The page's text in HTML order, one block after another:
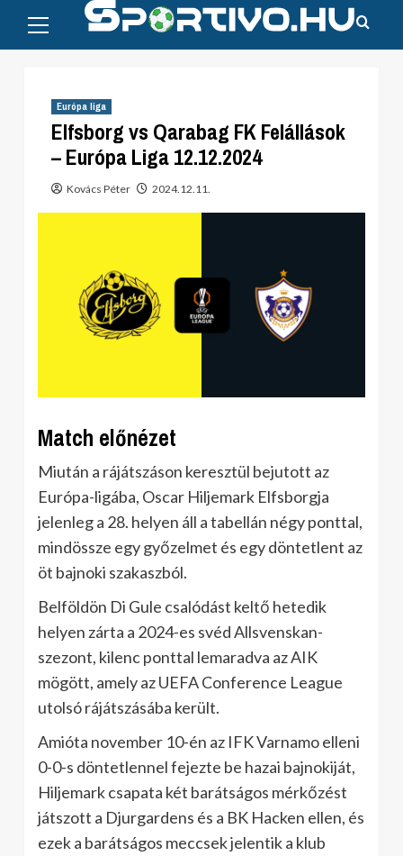
content
Menu
Európa liga
Elfsborg vs Qarabag FK Felállások
– Európa Liga 12.12.2024
Kovács Péter 2024.12.11.
Match előnézet
Miután a rájátszáson keresztül bejutott az
Európa-ligába, Oscar Hiljemark Elfsborgja
jelenleg a 28. helyen áll a tabellán négy ponttal,
mindössze egy győzelmet és egy döntetlent az
öt bajnoki szakaszból.
Belföldön Di Gule csalódást keltő hetedik
helyen zárta a 2024-es svéd Allsvenskan-
szezont, kilenc ponttal lemaradva az AIK
mögött, amely az UEFA Conference League
utolsó rájátszásába került.
Amióta november 10-én az IFK Varnamo elleni
0-0-s döntetlennel fejezte be hazai bajnokiját,
Hiljemark csapata két barátságos mérkőzést
játszott a Djurgardens és a BK Hacken ellen, és
ezek a barátságos meccsek jelentik a klub